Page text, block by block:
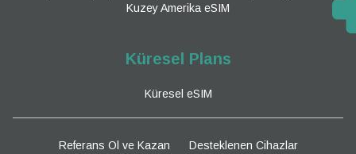
Kuzey Amerika eSIM
Küresel Plans
Küresel eSIM
Referans Ol ve Kazan Desteklenen Cihazlar